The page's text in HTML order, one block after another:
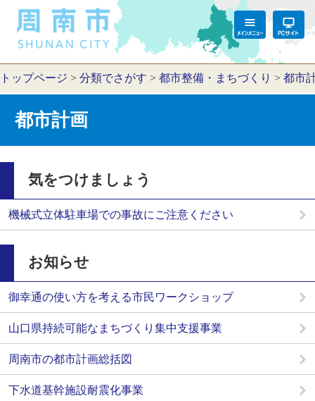
トップページ > 分類でさがす > 都市整備・まちづくり > 都市
都市計画
気をつけましょう
機械式立体駐車場での事故にご注意ください
お知らせ
御幸通の使い方を考える市民ワークショップ
山口県持続可能なまちづくり集中支援事業
周南市の都市計画総括図
下水道基幹施設耐震化事業